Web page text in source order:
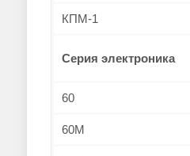
КПМ-1
Серия электроника
60
60М